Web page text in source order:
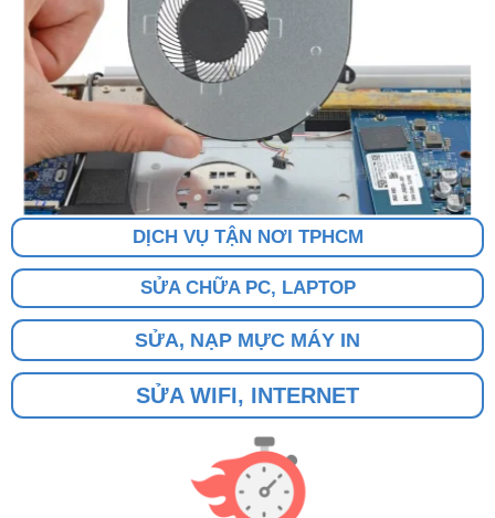
DỊCH VỤ TẬN NƠI TPHCM
SỬA CHỮA PC, LAPTOP
SỬA, NẠP MỰC MÁY IN
SỬA WIFI, INTERNET